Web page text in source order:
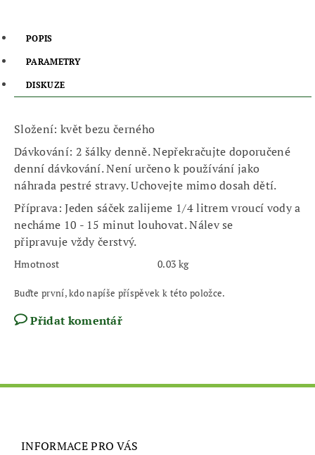
POPIS
PARAMETRY
DISKUZE
Složení: květ bezu černého
Dávkování: 2 šálky denně. Nepřekračujte doporučené
denní dávkování. Není určeno k používání jako
náhrada pestré stravy. Uchovejte mimo dosah dětí.
Příprava: Jeden sáček zalijeme 1/4 litrem vroucí vody a
necháme 10 - 15 minut louhovat. Nálev se
připravuje vždy čerstvý.
Hmotnost 0.03 kg
Buďte první, kdo napíše příspěvek k této položce.
Přidat komentář
INFORMACE PRO VÁS